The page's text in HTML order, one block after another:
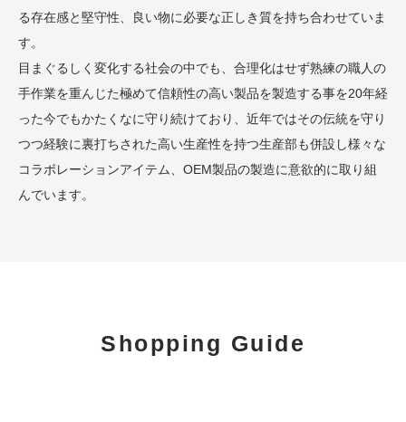
る存在感と堅守性、良い物に必要な正しき質を持ち合わせていま
す。
目まぐるしく変化する社会の中でも、合理化はせず熟練の職人の
手作業を重んじた極めて信頼性の高い製品を製造する事を20年経
った今でもかたくなに守り続けており、近年ではその伝統を守り
つつ経験に裏打ちされた高い生産性を持つ生産部も併設し様々な
コラボレーションアイテム、OEM製品の製造に意欲的に取り組
んでいます。
Shopping Guide